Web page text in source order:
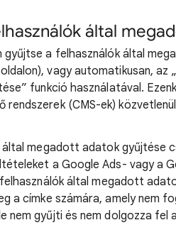
által
gyűjtse a felhasználók által
vagy automatikusan, az
funkció használatával.
(CMS-ek)
megadott adatok gyűjtése
a Google Ads- vagy a
által megadott
a címke számára, amely nem
nem gyűjti és nem dolgozza fel